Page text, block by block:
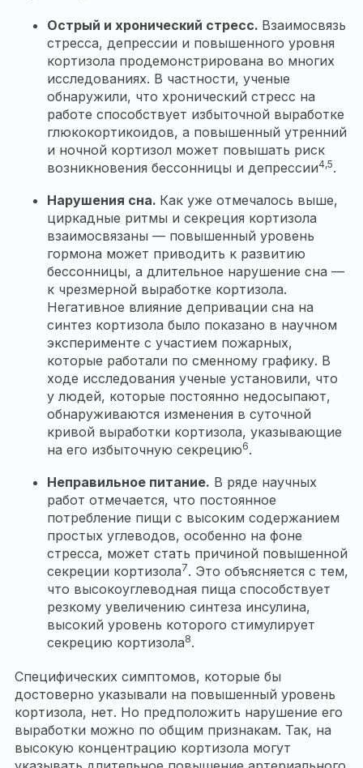
Острый и хронический стресс. Взаимосвязь
стресса, депрессии и повышенного уровня
кортизола продемонстрирована во многих
исследованиях. В частности, ученые
обнаружили, что хронический стресс на
работе способствует избыточной выработке
глюкокортикоидов, а повышенный утренний
и ночной кортизол может повышать риск
возникновения бессонницы и депрессии4,5.
Нарушения сна. Как уже отмечалось выше,
циркадные ритмы и секреция кортизола
взаимосвязаны — повышенный уровень
гормона может приводить к развитию
бессонницы, а длительное нарушение сна —
к чрезмерной выработке кортизола.
Негативное влияние депривации сна на
синтез кортизола было показано в научном
эксперименте с участием пожарных,
которые работали по сменному графику. В
ходе исследования ученые установили, что
у людей, которые постоянно недосыпают,
обнаруживаются изменения в суточной
кривой выработки кортизола, указывающие
на его избыточную секрецию6.
Неправильное питание. В ряде научных
работ отмечается, что постоянное
потребление пищи с высоким содержанием
простых углеводов, особенно на фоне
стресса, может стать причиной повышенной
секреции кортизола7. Это объясняется с тем,
что высокоуглеводная пища способствует
резкому увеличению синтеза инсулина,
высокий уровень которого стимулирует
секрецию кортизола8.
Специфических симптомов, которые бы
достоверно указывали на повышенный уровень
кортизола, нет. Но предположить нарушение его
выработки можно по общим признакам. Так, на
высокую концентрацию кортизола могут